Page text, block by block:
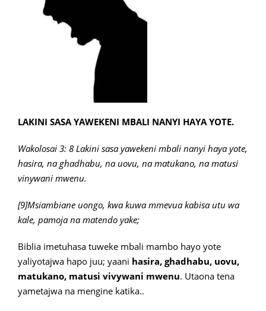
LAKINI SASA YAWEKENI MBALI NANYI HAYA YOTE.
Wakolosai 3: 8 Lakini sasa yawekeni mbali nanyi haya yote,
hasira, na ghadhabu, na uovu, na matukano, na matusi
vinywani mwenu.
[9]Msiambiane uongo, kwa kuwa mmevua kabisa utu wa
kale, pamoja na matendo yake;
Biblia imetuhasa tuweke mbali mambo hayo yote
yaliyotajwa hapo juu; yaani hasira, ghadhabu, uovu,
matukano, matusi vivywani mwenu. Utaona tena
yametajwa na mengine katika..